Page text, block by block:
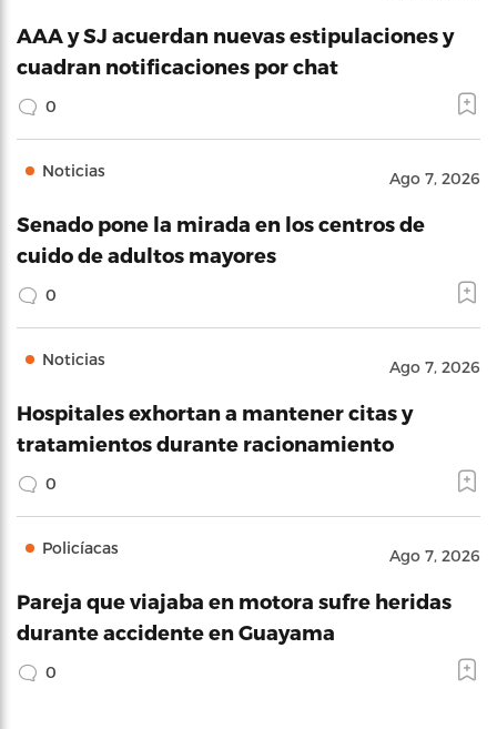
AAA y SJ acuerdan nuevas estipulaciones y
cuadran notificaciones por chat
0
Noticias Ago 7, 2026
Senado pone la mirada en los centros de
cuido de adultos mayores
0
Noticias Ago 7, 2026
Hospitales exhortan a mantener citas y
tratamientos durante racionamiento
0
Policíacas Ago 7, 2026
Pareja que viajaba en motora sufre heridas
durante accidente en Guayama
0